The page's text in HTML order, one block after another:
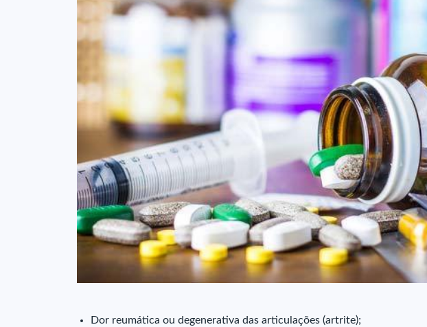
Dor reumática ou degenerativa das articulações (artrite);